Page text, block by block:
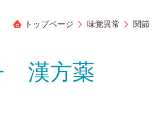
トップページ 味覚異常 関
漢方薬